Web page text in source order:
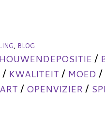
, BLOG
/
/ KWALITEIT / MOED /
/ OPENVIZIER /